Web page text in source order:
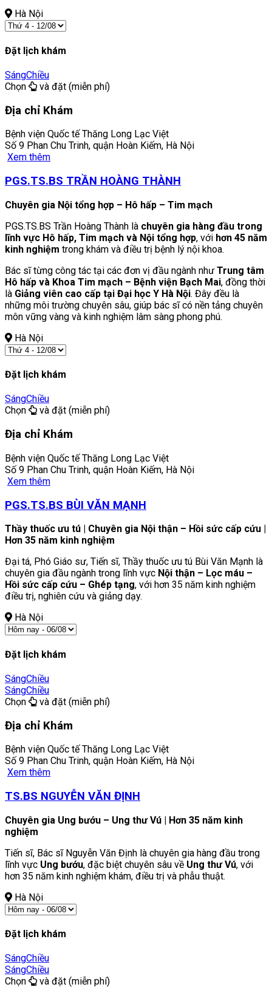
Hà Nội
Đặt lịch khám
SángChiều
Chọn
và đặt (miễn phí)
Địa chỉ Khám
Bệnh viện Quốc tế Thăng Long Lạc Việt
Số 9 Phan Chu Trinh, quận Hoàn Kiếm, Hà Nội
Xem thêm
PGS.TS.BS TRẦN HOÀNG THÀNH
Chuyên gia Nội tổng hợp – Hô hấp – Tim mạch
PGS.TS.BS Trần Hoàng Thành là chuyên gia hàng đầu trong
lĩnh vực Hô hấp, Tim mạch và Nội tổng hợp, với hơn 45 năm
kinh nghiệm trong khám và điều trị bệnh lý nội khoa.
Bác sĩ từng công tác tại các đơn vị đầu ngành như Trung tâm
Hô hấp và Khoa Tim mạch – Bệnh viện Bạch Mai, đồng thời
là Giảng viên cao cấp tại Đại học Y Hà Nội. Đây đều là
những môi trường chuyên sâu, giúp bác sĩ có nền tảng chuyên
môn vững vàng và kinh nghiệm lâm sàng phong phú.
Hà Nội
Đặt lịch khám
SángChiều
Chọn
và đặt (miễn phí)
Địa chỉ Khám
Bệnh viện Quốc tế Thăng Long Lạc Việt
Số 9 Phan Chu Trinh, quận Hoàn Kiếm, Hà Nội
Xem thêm
PGS.TS.BS BÙI VĂN MẠNH
Thầy thuốc ưu tú | Chuyên gia Nội thận – Hồi sức cấp cứu |
Hơn 35 năm kinh nghiệm
Đại tá, Phó Giáo sư, Tiến sĩ, Thầy thuốc ưu tú Bùi Văn Mạnh là
chuyên gia đầu ngành trong lĩnh vực Nội thận – Lọc máu –
Hồi sức cấp cứu – Ghép tạng, với hơn 35 năm kinh nghiệm
điều trị, nghiên cứu và giảng dạy.
Hà Nội
Đặt lịch khám
SángChiều
SángChiều
Chọn
và đặt (miễn phí)
Địa chỉ Khám
Bệnh viện Quốc tế Thăng Long Lạc Việt
Số 9 Phan Chu Trinh, quận Hoàn Kiếm, Hà Nội
Xem thêm
TS.BS NGUYỄN VĂN ĐỊNH
Chuyên gia Ung bướu – Ung thư Vú | Hơn 35 năm kinh
nghiệm
Tiến sĩ, Bác sĩ Nguyễn Văn Định là chuyên gia hàng đầu trong
lĩnh vực Ung bướu, đặc biệt chuyên sâu về Ung thư Vú, với
hơn 35 năm kinh nghiệm khám, điều trị và phẫu thuật.
Hà Nội
Đặt lịch khám
SángChiều
SángChiều
Chọn
và đặt (miễn phí)